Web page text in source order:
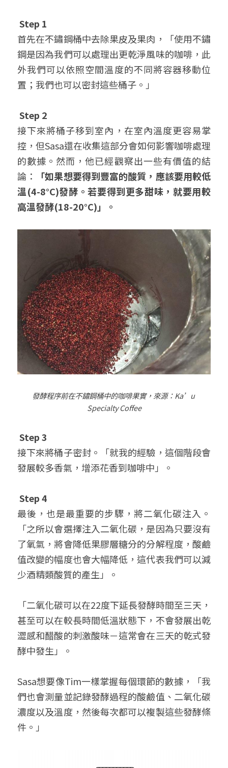
Step 1
首先在不鏽鋼桶中去除果皮及果肉，「使用不鏽
鋼是因為我們可以處理出更乾淨風味的咖啡，此
外我們可以依照空間溫度的不同將容器移動位
置；我們也可以密封這些桶子。」
Step 2
接下來將桶子移到室內，在室內溫度更容易掌
控，但Sasa還在收集這部分會如何影響咖啡處理
的數據。然而，他已經觀察出一些有價值的結
論：
「如果想要得到豐富的酸質，應該要用較低
溫(4-8°C)發酵。若要得到更多甜味，就要用較
高溫發酵(18-20°C)」。
發酵程序前在不鏽鋼桶中的咖啡果實，來源：Ka’u
Specialty Coffee
Step 3
接下來將桶子密封。「就我的經驗，這個階段會
發展較多香氣，增添花香到咖啡中」。
Step 4
最後，也是最重要的步驟，將二氧化碳注入。
「之所以會選擇注入二氧化碳，是因為只要沒有
了氧氣，將會降低果膠層糖分的分解程度，酸鹼
值改變的幅度也會大幅降低，這代表我們可以減
少酒精類酸質的產生」。
「二氧化碳可以在22度下延長發酵時間至三天，
甚至可以在較長時間低溫狀態下，不會發展出乾
澀感和醋酸的刺激酸味－這常會在三天的乾式發
酵中發生」。
Sasa想要像Tim一樣掌握每個環節的數據，「我
們也會測量並記錄發酵過程的酸鹼值、二氧化碳
濃度以及溫度，然後每次都可以複製這些發酵條
件。」